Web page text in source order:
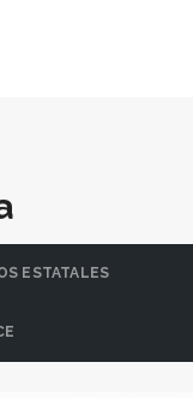
ESTATALES